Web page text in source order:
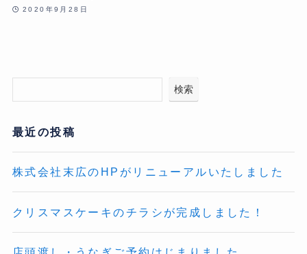
2020年9月28日
検索
最近の投稿
株式会社末広のHPがリニューアルいたしました
クリスマスケーキのチラシが完成しました！